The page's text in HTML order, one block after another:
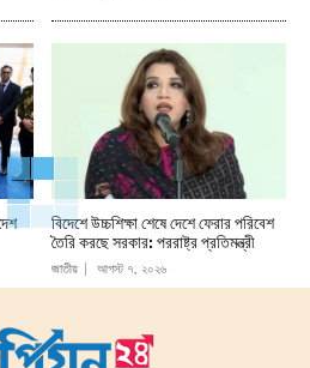
বিদেশে উচ্চশিক্ষা শেষে দেশে ফেরার পরিবেশ
তৈরি করছে সরকার: পররাষ্ট্র প্রতিমন্ত্রী
জাতীয় আগস্ট ৭, ২০২৬